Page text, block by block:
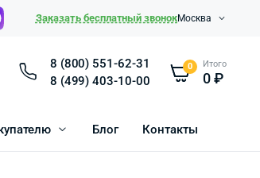
Заказать бесплатный звонокМосква
8 (800) 551-62-31
8 (499) 403-10-00
0 Итого
0₽
Блог Контакты